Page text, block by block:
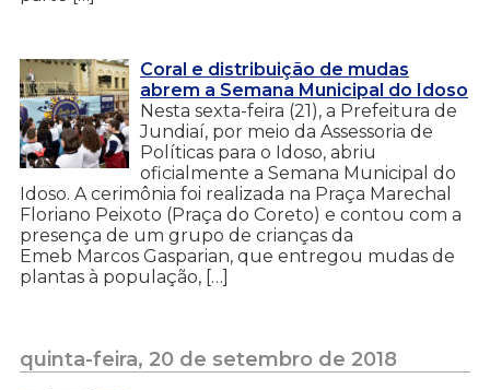
Coral e distribuição de mudas
abrem a Semana Municipal do Idoso
Nesta sexta-feira (21), a Prefeitura de
Jundiaí, por meio da Assessoria de
Políticas para o Idoso, abriu
oficialmente a Semana Municipal do
Idoso. A cerimônia foi realizada na Praça Marechal
Floriano Peixoto (Praça do Coreto) e contou com a
presença de um grupo de crianças da
Emeb Marcos Gasparian, que entregou mudas de
plantas à população, […]
quinta-feira, 20 de setembro de 2018